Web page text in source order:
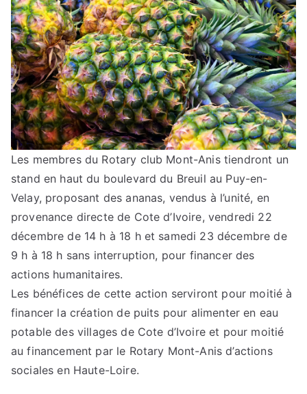
Les membres du Rotary club Mont-Anis tiendront un
stand en haut du boulevard du Breuil au Puy-en-
Velay, proposant des ananas, vendus à l’unité, en
provenance directe de Cote d’Ivoire, vendredi 22
décembre de 14 h à 18 h et samedi 23 décembre de
9 h à 18 h sans interruption, pour financer des
actions humanitaires.
Les bénéfices de cette action serviront pour moitié à
financer la création de puits pour alimenter en eau
potable des villages de Cote d’Ivoire et pour moitié
au financement par le Rotary Mont-Anis d’actions
sociales en Haute-Loire.